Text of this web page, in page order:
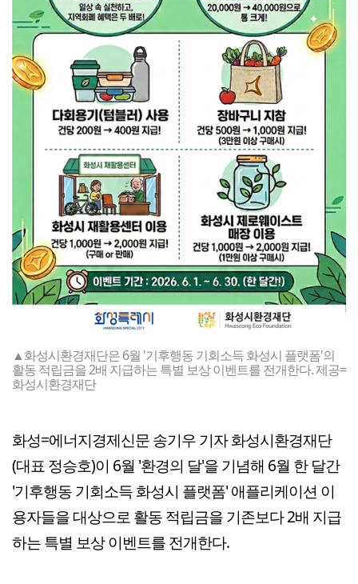
▲화성시환경재단은 6월 '기후행동 기회소득 화성시 플랫폼'의
활동 적립금을 2배 지급하는 특별 보상 이벤트를 전개한다. 제공=
화성시환경재단
화성=에너지경제신문 송기우 기자 화성시환경재단
(대표 정승호)이 6월 '환경의 달'을 기념해 6월 한 달간
'기후행동 기회소득 화성시 플랫폼' 애플리케이션 이
용자들을 대상으로 활동 적립금을 기존보다 2배 지급
하는 특별 보상 이벤트를 전개한다.